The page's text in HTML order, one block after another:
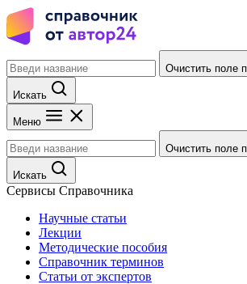
Очистить поле
Искать
Меню
Очистить поле
Искать
Сервисы Справочника
Научные статьи
Лекции
Методические пособия
Справочник терминов
Статьи от экспертов